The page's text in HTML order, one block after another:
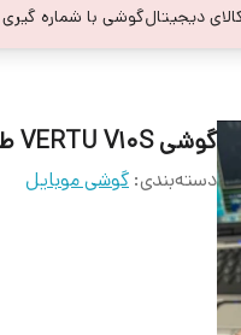
دیجیتالگوشی با شماره
گوشی VERTU V10S طرح سیگنچر ورتو مشابه اصلی
دسته‌بندی: گوشی موبایل